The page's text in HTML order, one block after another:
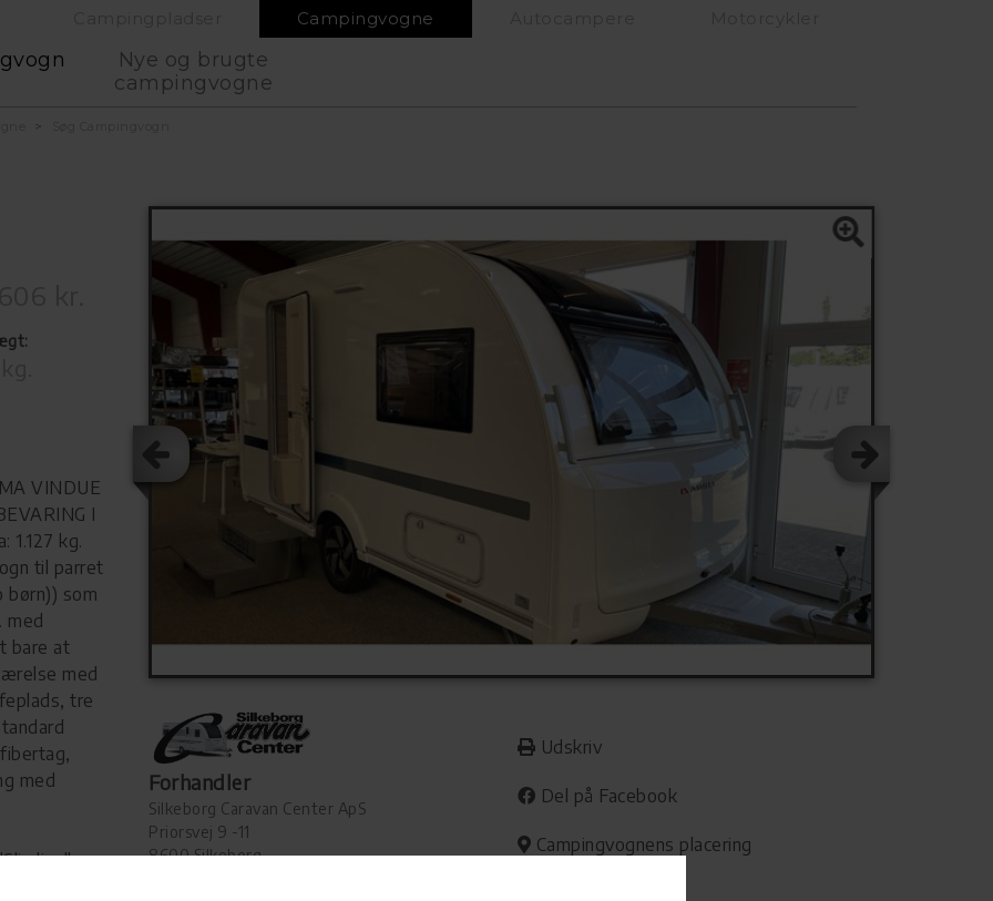
Campingvogne
Nye og brugte
campingvogne
VINDUE
I
1.127 kg.
til parret
børn)) som
med
bare at
med
tre
med
nye
Forhandler
Silkeborg Caravan Center ApS
Priorsvej 9 -11
8600 Silkeborg
Udskriv
Del på Facebook
Campingvognens placering